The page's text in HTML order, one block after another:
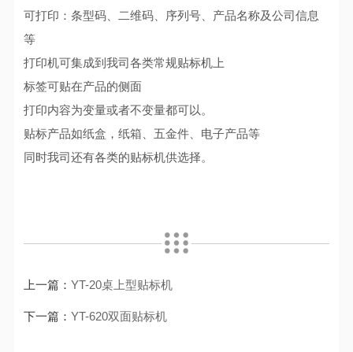
可打印：条型码、二维码、序列号、产品名称及公司信息
等
打印机可集成到我司各类常规贴标机上
标签可贴在产品的侧面
打印内容为变量或者不变量都可以。
贴标产品如纸盒，纸箱、五金件、电子产品等
同时我司还有各类的贴标机供选择。
上一篇：YT-20桌上型贴标机
下一篇：YT-620双面贴标机